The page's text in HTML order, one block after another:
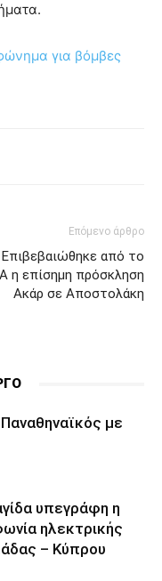
για βόμβες
Επόμενο άρθρο
Επιβεβαιώθηκε από το
η επίσημη πρόσκληση
Ακάρ σε Αποστολάκη
με
υπεγράφη η
ηλεκτρικής
– Κύπρου